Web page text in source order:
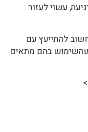
עשוי לעזור
להתייעץ עם
שהשימוש בהם מתאים